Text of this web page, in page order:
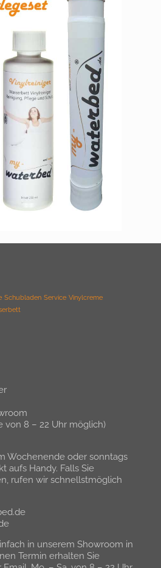
Schubladen Service Vinylcreme
von 8 – 22 Uhr möglich)
Wochenende oder sonntags
aufs Handy. Falls Sie
rufen wir schnellstmöglich
in unserem Showroom in
Termin erhalten Sie